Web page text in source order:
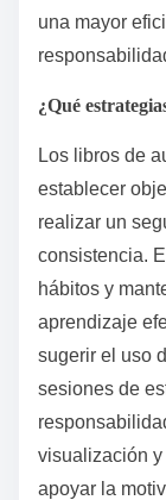
una mayor
¿Qué
Los libros de
establecer
realizar un
consistencia.
hábitos y
aprendizaje
sugerir el uso
sesiones de
visualización
apoyar la